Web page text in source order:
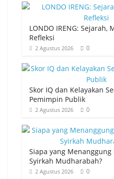
LONDO IRENG: Sejarah,
Refleksi
2 Agustus 2026 0
Skor IQ dan Kelayakan
Pemimpin Publik
2 Agustus 2026 0
Siapa yang
Syirkah Mudharabah?
2 Agustus 2026 0